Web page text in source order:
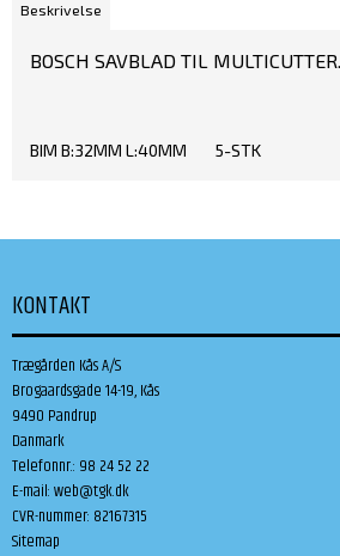
Beskrivelse
BOSCH SAVBLAD TIL MULTICUTTER..
BIM B:32MM L:40MM 5-STK
KONTAKT
Trægården Kås A/S
Brogaardsgade 14-19, Kås
9490 Pandrup
Danmark
Telefonnr.: 98 24 52 22
E-mail:web@tgk.dk
CVR-nummer: 82167315
Sitemap